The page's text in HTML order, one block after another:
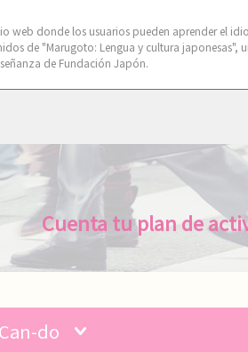
web donde los usuarios pueden aprender el
de "Marugoto: Lengua y cultura japonesas",
de Fundación Japón.
Cuenta tu plan de
do